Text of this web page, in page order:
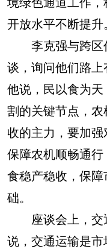
开放水平不断提升。
李克强与跨区
谈，询问他们路上
他说，民以食为
割的关键节点，
收的主力，要加
保障农机顺畅通
食稳产稳收，保
础。
座谈会上，交
说，交通运输是